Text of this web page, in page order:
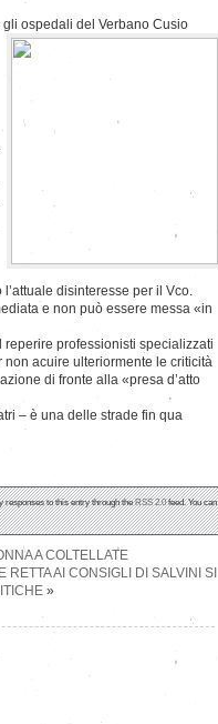
ospedali del Verbano Cusio
disinteresse per il Vco.
e non può essere messa «in
professionisti specializzati
non acuire ulteriormente le criticità
di fronte alla «presa d’atto
– è una delle strade fin qua
responses to this entry through theRSS 2.0feed. You can
A COLTELLATE
RETTA AI CONSIGLI DI SALVINI SI
»